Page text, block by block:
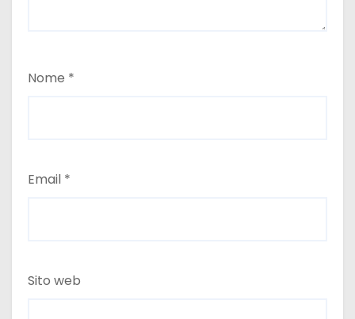
Nome *
Email *
Sito web